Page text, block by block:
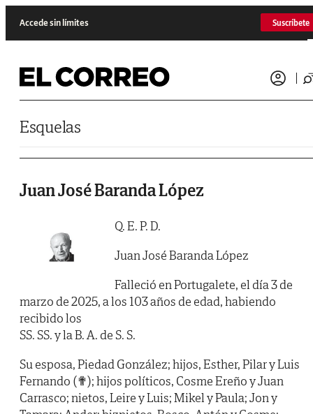
Accede sin límites Suscríbete
Esquelas
Juan José Baranda López
Q. E. P. D.
Juan José Baranda López
Falleció en Portugalete, el día 3 de
marzo de 2025, a los 103 años de edad, habiendo
recibido los
SS. SS. y la B. A. de S. S.
Su esposa, Piedad González; hijos, Esther, Pilar y Luis
Fernando (✟); hijos políticos, Cosme Ereño y Juan
Carrasco; nietos, Leire y Luis; Mikel y Paula; Jon y